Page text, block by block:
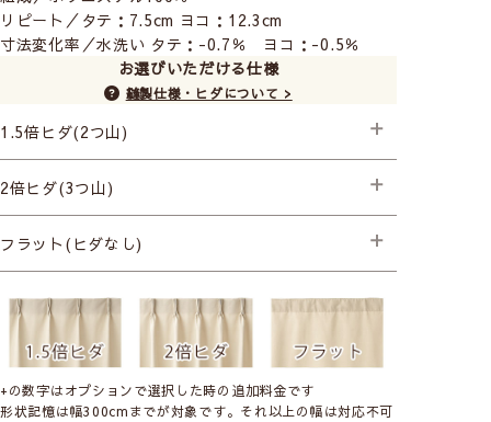
リピート／タテ：7.5cm ヨコ：12.3cm
寸法変化率／水洗い タテ：-0.7％ ヨコ：-0.5％
お選びいただける仕様
縫製仕様・ヒダについて >
1.5倍ヒダ(2つ山)
├プレミアム縫製
├プレミアム縫製+形状記憶(両開き) +1,980円
2倍ヒダ(3つ山)
├プレミアム縫製
フラット(ヒダなし)
+の数字はオプションで選択した時の追加料金です
形状記憶は幅300cmまでが対象です。それ以上の幅は対応不可